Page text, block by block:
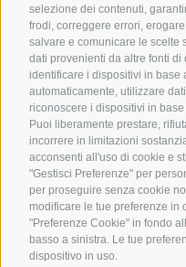
selezione dei contenuti,
frodi, correggere errori,
salvare e comunicare le scelte
dati provenienti da altre fonti
identificare i dispositivi in base
automaticamente, utilizzare
riconoscere i dispositivi in
Puoi liberamente prestare,
incorrere in limitazioni
acconsenti all'uso di cookie e
"Gestisci Preferenze" per
per proseguire senza cookie
modificare le tue preferenze in
"Preferenze Cookie" in fondo
basso a sinistra. Le tue
dispositivo in uso.
CALCOLA TARIFFA
PRENOTA ONLINE
SOCIAL WALL
VACANZA CON IL
MOSTRA PARTNER